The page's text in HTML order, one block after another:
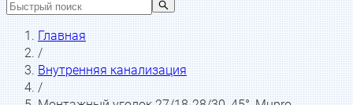
Главная
/
Внутренняя канализация
/